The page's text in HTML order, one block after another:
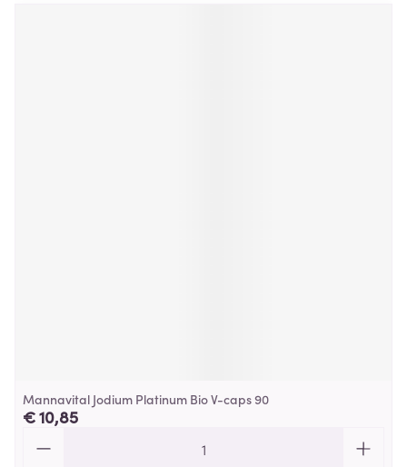
Mannavital Jodium Platinum Bio V-caps 90
€ 10,85